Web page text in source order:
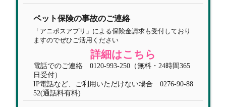
ペット保険の事故のご連絡
「アニポスアプリ」による保険金請求も受付しており
ますのでぜひご活用ください
詳細はこちら
電話でのご連絡 0120-993-250（無料・24時間365
日受付）
IP電話など、ご利用いただけない場合 0276-90-88
52(通話料有料)